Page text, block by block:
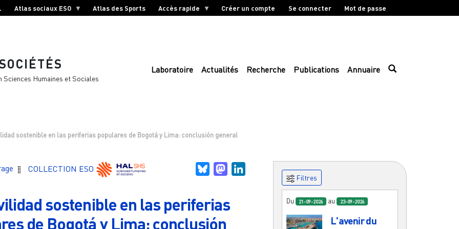
Atlas sociaux ESO Atlas des Sports Accès rapide Créer un compte Se connecter Mot de passe
Humaines et Sociales
Laboratoire Actualités Recherche Publications Annuaire
sostenible en las periferias populares de Bogotá y Lima: conclusión general
COLLECTION ESO BlueskyMastodon
sostenible en las periferias
de Bogotá y Lima: conclusión
Filtres
Du 21-09-2026 au 23-09-2026
L'avenir du